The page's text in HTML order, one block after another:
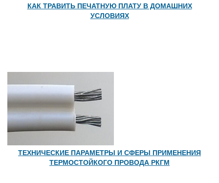
КАК ТРАВИТЬ ПЕЧАТНУЮ ПЛАТУ В ДОМАШНИХ
УСЛОВИЯХ
ТЕХНИЧЕСКИЕ ПАРАМЕТРЫ И СФЕРЫ ПРИМЕНЕНИЯ
ТЕРМОСТОЙКОГО ПРОВОДА РКГМ